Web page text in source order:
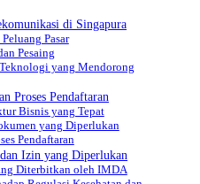
di Singapura
Pasar
Pesaing
yang Mendorong
Proses Pendaftaran
Bisnis yang Tepat
yang Diperlukan
Pendaftaran
Izin yang Diperlukan
Diterbitkan oleh IMDA